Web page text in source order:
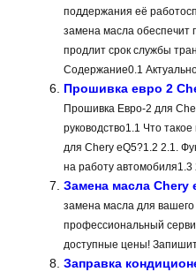
поддержания её
замена масла обеспечит
продлит срок службы
Содержание0.1
Прошивка евро 2
Прошивка Евро-2 для
руководство1.1 Что
для Chery eQ5?1.2 2.1.
на работу
Замена масла Chery
замена масла для
профессиональный
доступные цены!
Заправка